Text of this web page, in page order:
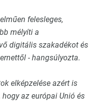
felesleges,
mélyíti a
digitális szakadékot és
- hangsúlyozta.
elképzelése azért is
az európai Unió és